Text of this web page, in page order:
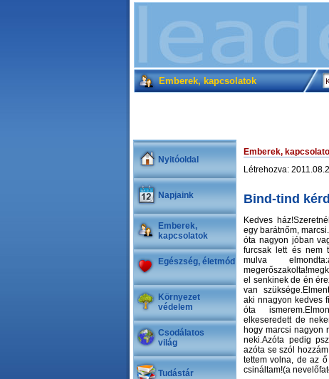
Emberek, kapcsolatok
Nyitóoldal
Napjaink
Emberek,
kapcsolatok
Egészség, életmód
Környezet
védelem
Csodálatos
világ
Tudástár
Emberek,
Létrehozva:
Bind-tind
Kedves
egy barátnőm,
óta nagyon jóban
furcsak lett és nem
mulva
el senkinek de én
van
aki nnagyon kedves
óta
elkeseredett de
hogy marcsi nagyon
neki.Azóta pedig
azóta se szól
tettem volna, de az
csináltam!(a